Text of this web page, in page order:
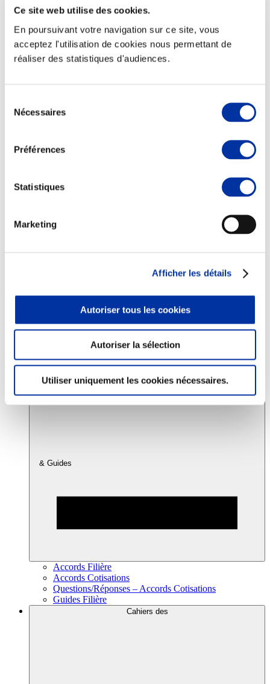
Ce site web utilise des cookies.
En poursuivant votre navigation sur ce site, vous
acceptez l'utilisation de cookies nous permettant de
réaliser des statistiques d'audiences.
Nécessaires
Préférences
Statistiques
Marketing
Afficher les détails
Autoriser tous les cookies
Autoriser la sélection
Utiliser uniquement les cookies nécessaires.
Elevage
Alimentation de qualité, raisonnée et durable
Consommation
Sécurité sanitaire
Viandes et santé
Info-veille scientifique
Sources d’information
& Guides
Accords Filière
Accords Cotisations
Questions/Réponses – Accords Cotisations
Guides Filière
Cahiers des